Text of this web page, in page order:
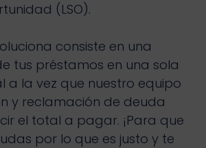
(LSO).
consiste en una
tus préstamos en una sola
a la vez que nuestro equipo
y reclamación de deuda
el total a pagar. ¡Para que
por lo que es justo y te